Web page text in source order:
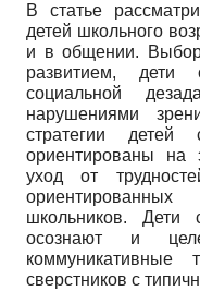
В статье
детей школьного
и в общении.
развитием,
социальной
нарушениями
стратегии
ориентированы на
уход от
школьников.
осознают и
сверстников с